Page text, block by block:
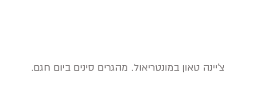
צ'יינה טאון במונטריאול. מהגרים סינים ביום חגם.